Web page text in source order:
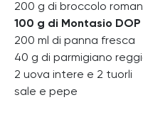
200 g di broccolo
100 g di Montasio
200 ml di panna fresca
40 g di parmigiano
2 uova intere e 2 tuorli
sale e pepe